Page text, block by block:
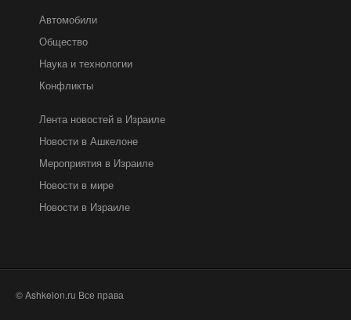
Автомобили
Общество
Наука и технологии
Конфликты
Лента новостей в Израиле
Новости в Ашкелоне
Мероприятия в Израиле
Новости в мире
Новости в Израиле
© Ashkelon.ru Все права